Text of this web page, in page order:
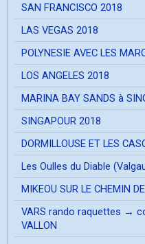
SAN FRANCISCO 2018
LAS VEGAS 2018
POLYNESIE AVEC LES
LOS ANGELES 2018
MARINA BAY SANDS à
SINGAPOUR 2018
DORMILLOUSE ET LES
Les Oulles du Diable
MIKEOU SUR LE CHEMIN
VARS rando raquettes →
VALLON